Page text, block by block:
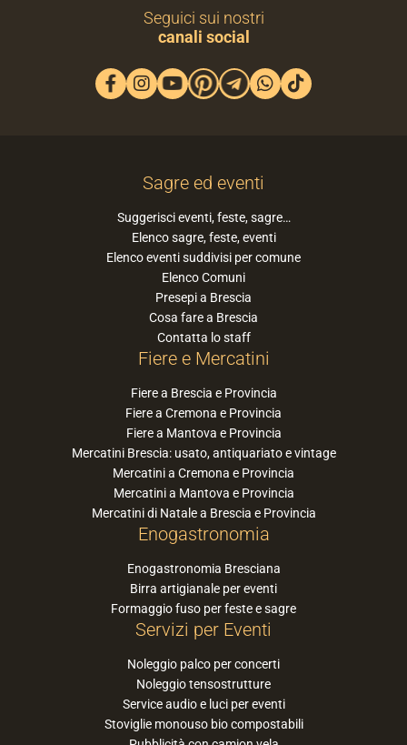
Seguici sui nostri
canali social
Sagre ed eventi
Suggerisci eventi, feste, sagre…
Elenco sagre, feste, eventi
Elenco eventi suddivisi per comune
Elenco Comuni
Presepi a Brescia
Cosa fare a Brescia
Contatta lo staff
Fiere e Mercatini
Fiere a Brescia e Provincia
Fiere a Cremona e Provincia
Fiere a Mantova e Provincia
Mercatini Brescia: usato, antiquariato e vintage
Mercatini a Cremona e Provincia
Mercatini a Mantova e Provincia
Mercatini di Natale a Brescia e Provincia
Enogastronomia
Enogastronomia Bresciana
Birra artigianale per eventi
Formaggio fuso per feste e sagre
Servizi per Eventi
Noleggio palco per concerti
Noleggio tensostrutture
Service audio e luci per eventi
Stoviglie monouso bio compostabili